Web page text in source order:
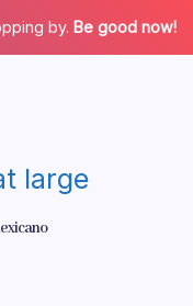
by. Be good now!
large